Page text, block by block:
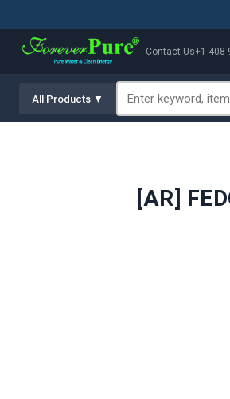
Contact Us+1-
All Products ▼